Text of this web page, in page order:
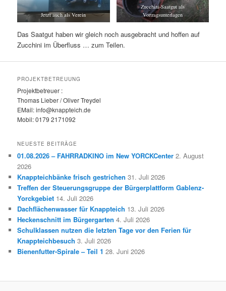
Jetzt auch als Verein
Zucchini-Saatgut als
Vortragsunterlagen
Das Saatgut haben wir gleich noch ausgebracht und hoffen auf
Zucchini im Überfluss … zum Teilen.
PROJEKTBETREUUNG
Projektbetreuer :
Thomas Lieber / Oliver Treydel
EMail: info@knappteich.de
Mobil: 0179 2171092
NEUESTE BEITRÄGE
01.08.2026 – FAHRRADKINO im New YORCKCenter 2. August
2026
Knappteichbänke frisch gestrichen 31. Juli 2026
Treffen der Steuerungsgruppe der Bürgerplattform Gablenz-
Yorckgebiet 14. Juli 2026
Dachflächenwasser für Knappteich 13. Juli 2026
Heckenschnitt im Bürgergarten 4. Juli 2026
Schulklassen nutzen die letzten Tage vor den Ferien für
Knappteichbesuch 3. Juli 2026
Bienenfutter-Spirale – Teil 1 28. Juni 2026